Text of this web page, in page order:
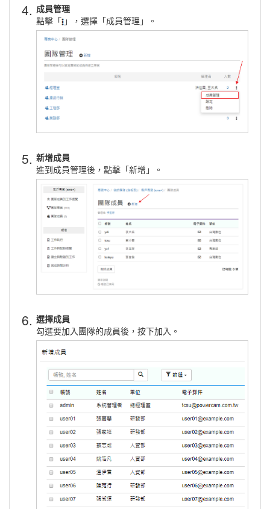
4. 成員管理
點擊「 」，選擇「成員管理」。
5. 新增成員
進到成員管理後，點擊「新增」。
6. 選擇成員
勾選要加入團隊的成員後，按下加入。